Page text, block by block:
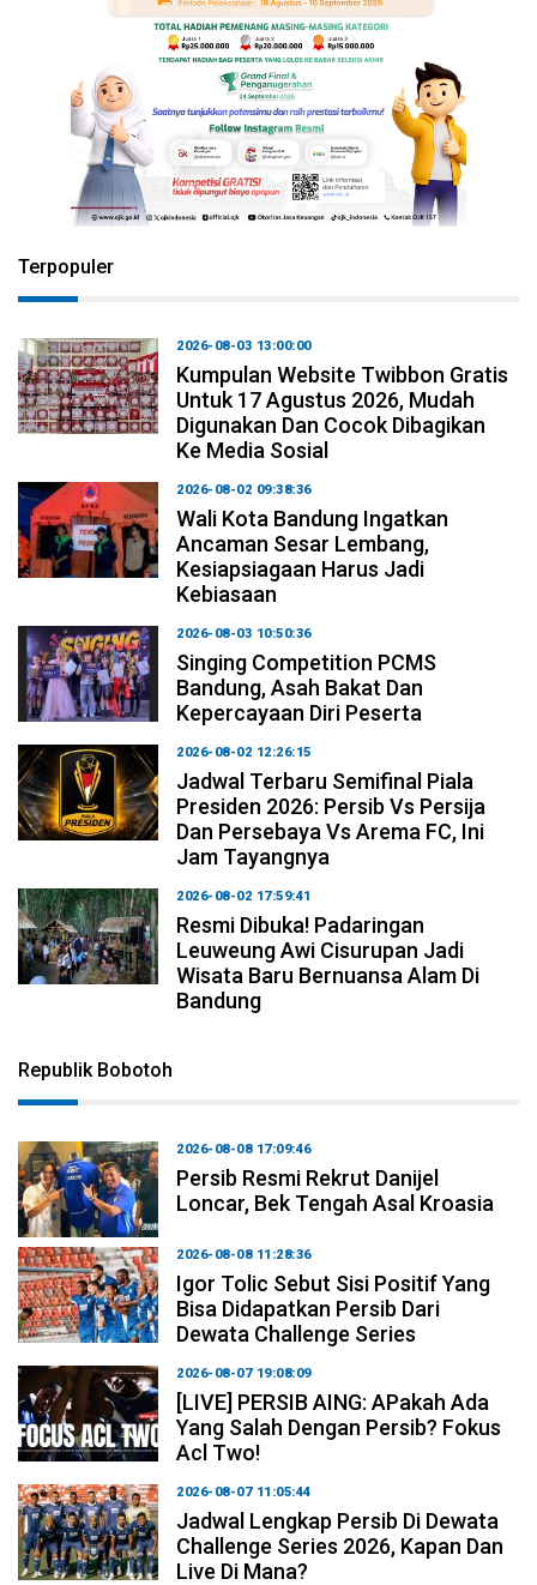
Terpopuler
2026-08-03 13:00:00
Kumpulan Website Twibbon Gratis
Untuk 17 Agustus 2026, Mudah
Digunakan Dan Cocok Dibagikan
Ke Media Sosial
2026-08-02 09:38:36
Wali Kota Bandung Ingatkan
Ancaman Sesar Lembang,
Kesiapsiagaan Harus Jadi
Kebiasaan
2026-08-03 10:50:36
Singing Competition PCMS
Bandung, Asah Bakat Dan
Kepercayaan Diri Peserta
2026-08-02 12:26:15
Jadwal Terbaru Semifinal Piala
Presiden 2026: Persib Vs Persija
Dan Persebaya Vs Arema FC, Ini
Jam Tayangnya
2026-08-02 17:59:41
Resmi Dibuka! Padaringan
Leuweung Awi Cisurupan Jadi
Wisata Baru Bernuansa Alam Di
Bandung
Republik Bobotoh
2026-08-08 17:09:46
Persib Resmi Rekrut Danijel
Loncar, Bek Tengah Asal Kroasia
2026-08-08 11:28:36
Igor Tolic Sebut Sisi Positif Yang
Bisa Didapatkan Persib Dari
Dewata Challenge Series
2026-08-07 19:08:09
[LIVE] PERSIB AING: APakah Ada
Yang Salah Dengan Persib? Fokus
Acl Two!
2026-08-07 11:05:44
Jadwal Lengkap Persib Di Dewata
Challenge Series 2026, Kapan Dan
Live Di Mana?